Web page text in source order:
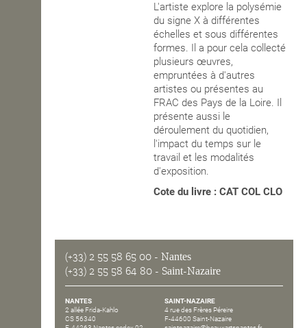
L'artiste explore la polysémie
du signe X à différentes
échelles et sous différentes
formes. Il a pour cela collecté
plusieursœuvres,
empruntées à d'autres
artistes ou présentes au
FRAC des Pays de la Loire. Il
présente aussi le
déroulement du quotidien,
l'impact du temps sur le
travail et les modalités
d'exposition.
Cote du livre : CAT COL CLO
(+33) 2 55 58 65 00 - Nantes
(+33) 2 55 58 64 80 - Saint-Nazaire
NANTES
2 allée Frida-Kahlo
CS 56340
SAINT-NAZAIRE
4 rue des Frères Péreire
F-44600 Saint-Nazaire